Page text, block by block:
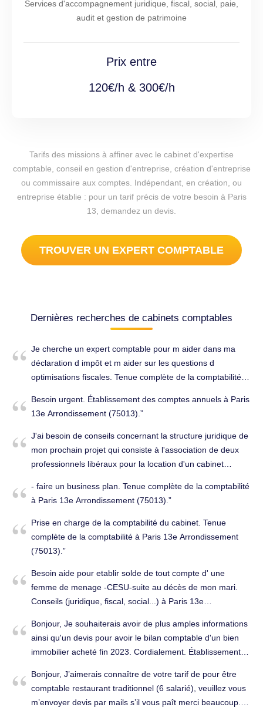
Services d'accompagnement juridique, fiscal, social, paie,
audit et gestion de patrimoine
Prix entre
120€/h & 300€/h
Tarifs des missions à affiner avec le cabinet d'expertise
comptable, conseil en gestion d'entreprise, création d'entreprise
ou commissaire aux comptes. Indépendant, en création, ou
entreprise établie : pour un tarif précis de votre besoin à Paris
13, demandez un devis.
TROUVER UN EXPERT COMPTABLE
Dernières recherches de cabinets comptables
Je cherche un expert comptable pour m aider dans ma
déclaration d impôt et m aider sur les questions d
optimisations fiscales. Tenue complète de la comptabilité à
Besoin urgent. Établissement des comptes annuels à Paris
13e Arrondissement (75013).
J'ai besoin de conseils concernant la structure juridique de
mon prochain projet qui consiste à l'association de deux
professionnels libéraux pour la location d'un cabinet
cabinet. Conseils (juridique, fiscal, social...) à Paris 13e
Arrondissement (75013).
- faire un business plan. Tenue complète de la comptabilité
à Paris 13e Arrondissement (75013).
Prise en charge de la comptabilité du cabinet. Tenue
complète de la comptabilité à Paris 13e Arrondissement
(75013).
Besoin aide pour etablir solde de tout compte d' une
femme de menage -CESU-suite au décès de mon mari.
Conseils (juridique, fiscal, social...) à Paris 13e
Bonjour, Je souhaiterais avoir de plus amples informations
ainsi qu'un devis pour avoir le bilan comptable d'un bien
immobilier acheté fin 2023. Cordialement. Établissement
(75013).
Bonjour, J’aimerais connaître de votre tarif de pour être
comptable restaurant traditionnel (6 salarié), veuillez vous
m’envoyer devis par mails s’il vous paît merci beaucoup.